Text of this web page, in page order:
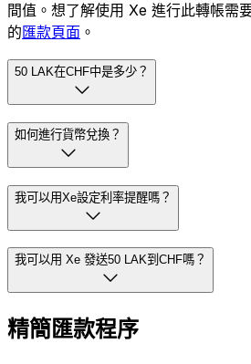
間值。想了解使用 Xe 進行此轉帳需
的匯款頁面 。
50 LAK在CHF中是多少？
如何進行貨幣兌換？
我可以用Xe設定利率提醒嗎？
我可以用 Xe 發送50 LAK到CHF嗎？
精簡匯款程序